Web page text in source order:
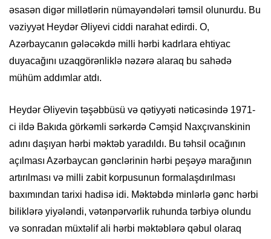
əsasən digər millətlərin nümayəndələri təmsil olunurdu. Bu
vəziyyət Heydər Əliyevi ciddi narahat edirdi. O,
Azərbaycanın gələcəkdə milli hərbi kadrlara ehtiyac
duyacağını uzaqgörənliklə nəzərə alaraq bu sahədə
mühüm addımlar atdı.
Heydər Əliyevin təşəbbüsü və qətiyyəti nəticəsində 1971-
ci ildə Bakıda görkəmli sərkərdə Cəmşid Naxçıvanskinin
adını daşıyan hərbi məktəb yaradıldı. Bu təhsil ocağının
açılması Azərbaycan gənclərinin hərbi peşəyə marağının
artırılması və milli zabit korpusunun formalaşdırılması
baxımından tarixi hadisə idi. Məktəbdə minlərlə gənc hərbi
biliklərə yiyələndi, vətənpərvərlik ruhunda tərbiyə olundu
və sonradan müxtəlif ali hərbi məktəblərə qəbul olaraq